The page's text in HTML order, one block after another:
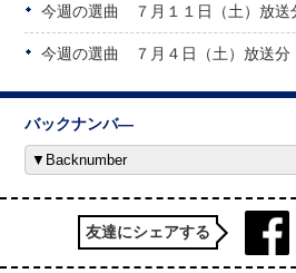
今週の選曲 ７月１１日（土）放送
今週の選曲 ７月４日（土）放送分
バックナンバ―
友達にシェアする